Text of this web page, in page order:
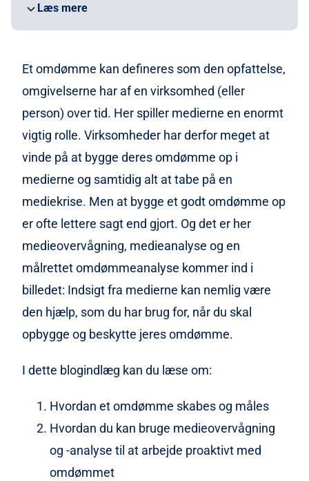
tværs af web, tryk, tv, radio, podcast og SoMe –
så du ikke overser sager, personer eller temaer,
Spot mediestorme tidligt ved at overvåge
find hurtigt hvem/hvad der driver historien.
Vurder kvaliteten af omtaler (relevans,
gennemslagskraft, benchmark) – få stærke
tynde” omtaler.
Brug medieanalyse på historiske data til at se,
om jeres budskaber faktisk trænger igennem,
konkurrenterne.
Læs mere hvis du vil vide mere om, hvordan du
styrker og beskytter omdømmet med
medieovervågning og medieanalyse.
Læs mere
Et omdømme kan defineres som den opfattelse,
omgivelserne har af en virksomhed (eller
person) over tid. Her spiller medierne en enormt
vigtig rolle. Virksomheder har derfor meget at
vinde på at bygge deres omdømme op i
medierne og samtidig alt at tabe på en
mediekrise. Men at bygge et godt omdømme op
er ofte lettere sagt end gjort. Og det er her
medieovervågning, medieanalyse og en
målrettet omdømmeanalyse kommer ind i
billedet: Indsigt fra medierne kan nemlig være
den hjælp, som du har brug for, når du skal
opbygge og beskytte jeres omdømme.
I dette blogindlæg kan du læse om:
Hvordan et omdømme skabes og måles
Hvordan du kan bruge medieovervågning
og -analyse til at arbejde proaktivt med
omdømmet